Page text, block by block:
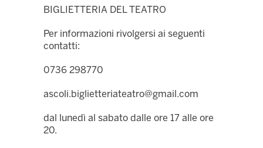
BIGLIETTERIA DEL TEATRO
Per informazioni rivolgersi ai seguenti
contatti:
0736 298770
ascoli.biglietteriateatro@gmail.com
dal lunedì al sabato dalle ore 17 alle ore
20.